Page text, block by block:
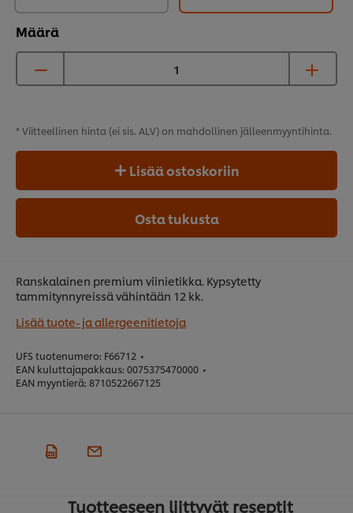
Määrä
* Viitteellinen hinta (ei sis. ALV) on mahdollinen jälleenmyyntihinta.
Lisää ostoskoriin
Osta tukusta
Ranskalainen premium viinietikka. Kypsytetty
tammitynnyreissä vähintään 12 kk.
Lisää tuote- ja allergeenitietoja
UFS tuotenumero: F66712 •
EAN kuluttajapakkaus: 0075375470000 •
EAN myyntierä: 8710522667125
Tuotteeseen liittyvät reseptit